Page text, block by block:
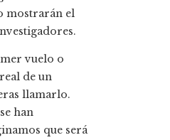
mostrarán el
vuelo o
de un
llamarlo.
han
que será